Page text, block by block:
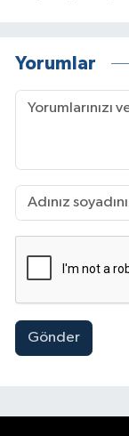
Yorumlar
Gönder